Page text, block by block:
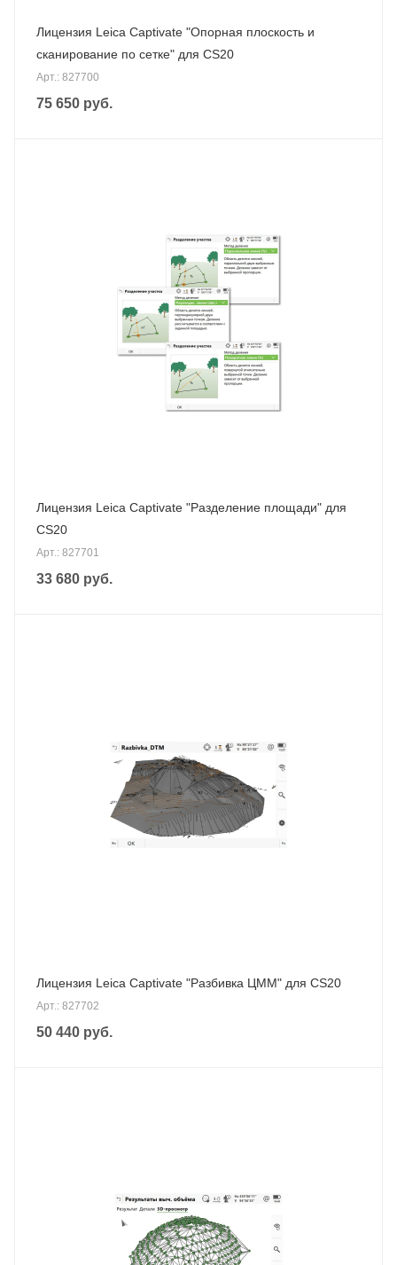
Лицензия Leica Captivate "Опорная плоскость и
сканирование по сетке" для CS20
Арт.: 827700
75 650 руб.
Лицензия Leica Captivate "Разделение площади" для
CS20
Арт.: 827701
33 680 руб.
Лицензия Leica Captivate "Разбивка ЦММ" для CS20
Арт.: 827702
50 440 руб.